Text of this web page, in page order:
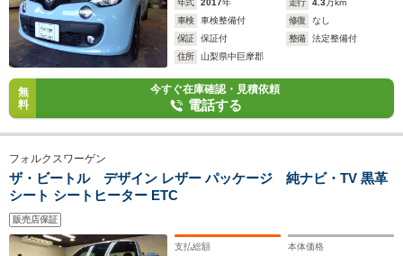
年式 2017年 走行 4.3万km
車検
車検整備付 修復
なし
保証
保証付 整備
法定整備付
住所
山梨県中巨摩郡
無
料
今すぐ在庫確認・見積依頼
電話する
フォルクスワーゲン
ザ・ビートル デザイン レザー パッケージ 純ナビ・TV 黒革
シート シートヒーター ETC
販売店保証
支払総額 本体価格